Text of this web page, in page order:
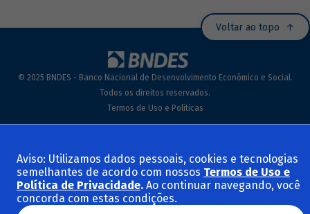
Voltar ao topo
© 2025 BNDES - Banco Nacional de Desenvolvimento Econômico e Social.
Todos os direitos reservados.
Termos de Uso e Políticas
Aviso: Utilizamos dados pessoais, cookies e tecnologias
semelhantes de acordo com nossos Termos de Uso e
Política de Privacidade. Ao continuar navegando, você
concorda com estas condições.